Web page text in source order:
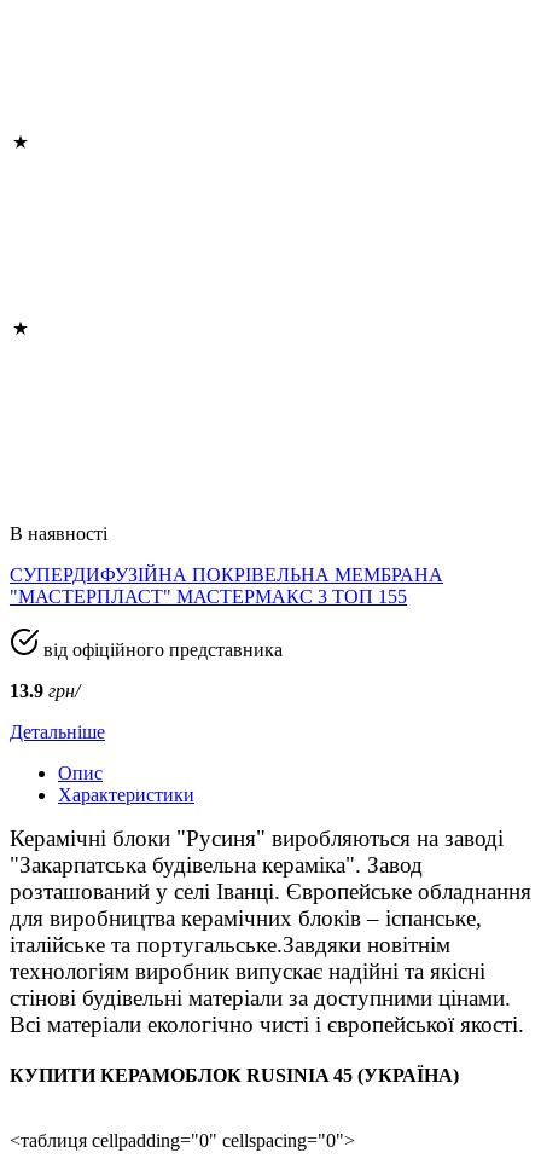
В наявності
СУПЕРДИФУЗІЙНА ПОКРІВЕЛЬНА МЕМБРАНА
"МАСТЕРПЛАСТ" МАСТЕРМАКС 3 ТОП 155
від офіційного представника
13.9 грн/
Детальніше
Опис
Характеристики
Керамічні блоки "Русиня" виробляються на заводі
"Закарпатська будівельна кераміка". Завод
розташований у селі Іванці. Європейське обладнання
для виробництва керамічних блоків – іспанське,
італійське та португальське.Завдяки новітнім
технологіям виробник випускає надійні та якісні
стінові будівельні матеріали за доступними цінами.
Всі матеріали екологічно чисті і європейської якості.
КУПИТИ КЕРАМОБЛОК RUSINIA 45 (УКРАЇНА)
<таблиця cellpadding="0" cellspacing="0">